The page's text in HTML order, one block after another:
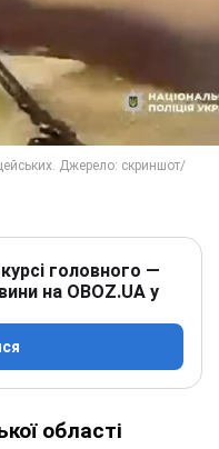
головного —
на OBOZ.UA у
області